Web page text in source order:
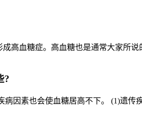
高血糖症。高血糖也是通常大家所
?
病因素也会使血糖居高不下。 (1)遗